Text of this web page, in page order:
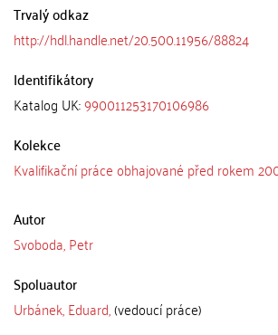
Trvalý odkaz
http://hdl.handle.net/20.500.11956/88824
Identifikátory
Katalog UK:990011253170106986
Kolekce
Kvalifikační práce obhajované před rokem
Autor
Svoboda, Petr
Spoluautor
Urbánek, Eduard,(vedoucí práce)